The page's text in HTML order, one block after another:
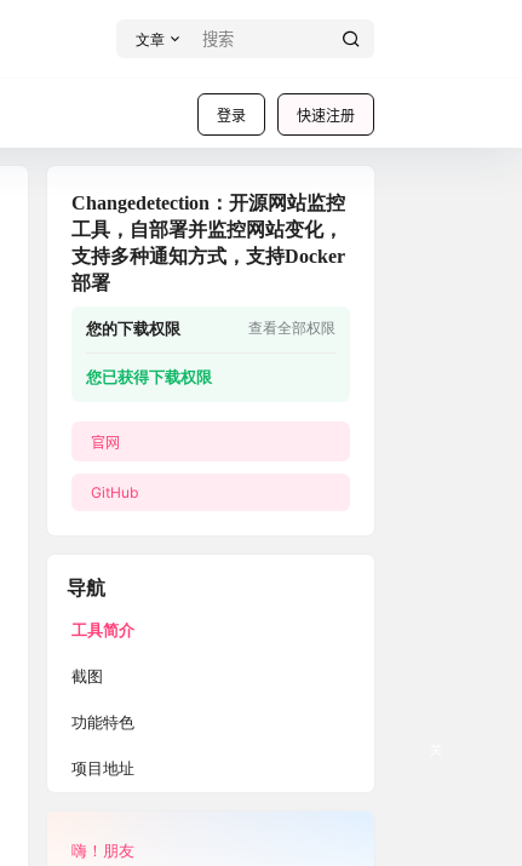
文章
登录 快速注册
Changedetection：开源网站监控
工具，自部署并监控网站变化，
支持多种通知方式，支持Docker
部署
您的下载权限 查看全部权限
您已获得下载权限
官网
GitHub
导航
工具简介
截图
功能特色
项目地址
嗨！朋友